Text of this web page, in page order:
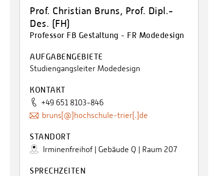
Prof. Christian Bruns, Prof. Dipl.-
Des. (FH)
Professor FB Gestaltung - FR Modedesign
AUFGABENGEBIETE
Studiengangsleiter Modedesign
KONTAKT
+49 651 8103-846
bruns[@]hochschule-trier[.]de
STANDORT
Irminenfreihof | Gebäude Q | Raum 207
SPRECHZEITEN